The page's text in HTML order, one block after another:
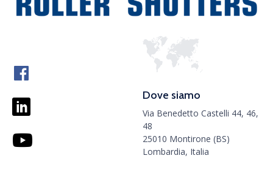
Dove siamo
Via Benedetto Castelli 44, 46,
48
25010 Montirone (BS)
Lombardia, Italia